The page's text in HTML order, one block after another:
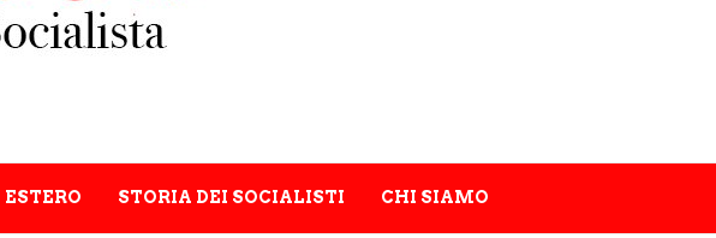
ESTERO STORIA DEI SOCIALISTI CHI SIAMO